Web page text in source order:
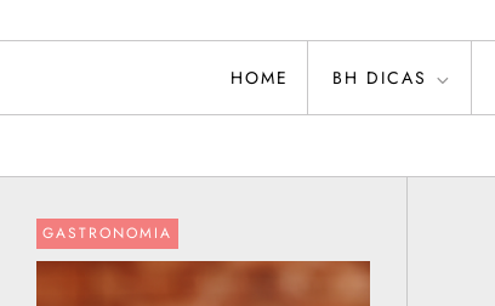
HOME BH DICAS
GASTRONOMIA